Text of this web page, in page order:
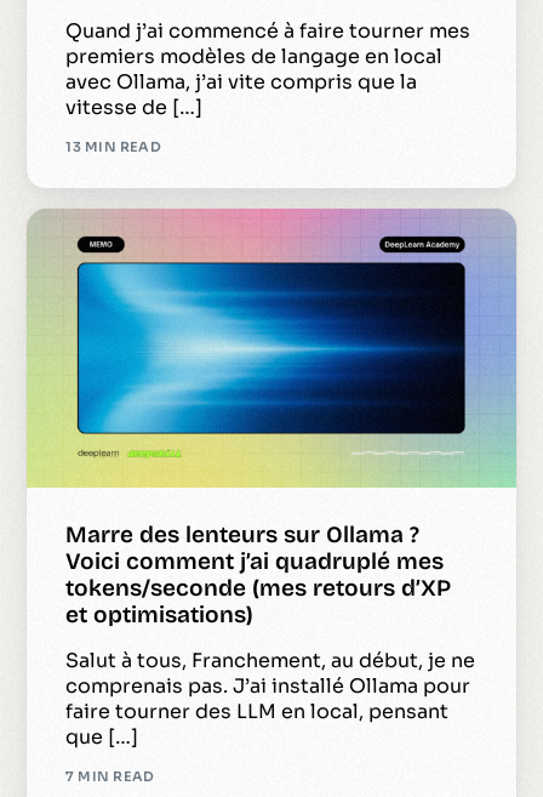
Quand j’ai commencé à faire tourner mes
premiers modèles de langage en local
avec Ollama, j’ai vite compris que la
vitesse de […]
13 MIN READ
Marre des lenteurs sur Ollama ?
Voici comment j’ai quadruplé mes
tokens/seconde (mes retours d’XP
et optimisations)
Salut à tous, Franchement, au début, je ne
comprenais pas. J’ai installé Ollama pour
faire tourner des LLM en local, pensant
que […]
7 MIN READ